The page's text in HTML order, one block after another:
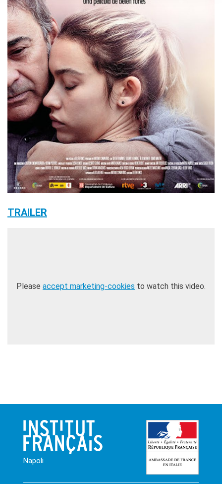
TRAILER
Please accept marketing-cookies to watch this video.
Napoli